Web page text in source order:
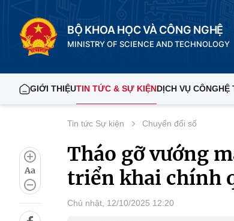
BỘ KHOA HỌC VÀ CÔNG NGHỆ
MINISTRY OF SCIENCE AND TECHNOLOGY
GIỚI THIỆUTIN TỨC & SỰ KIỆNDỊCH VỤ CÔNGHỆ
Aa
Tin tức Sự kiện Chuyển đổi số
Tháo gỡ vướng
triển khai chính
Chủ nhật, 12/10/2025 12:20